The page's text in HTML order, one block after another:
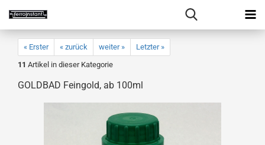
« Erster « zurück weiter »
Letzter »
11 Artikel in dieser Kategorie
GOLDBAD Feingold, ab 100ml